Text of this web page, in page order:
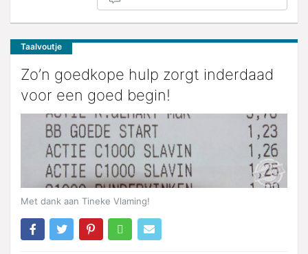
Taalvoutje
Zo’n goedkope hulp zorgt inderdaad
voor een goed begin!
Met dank aan Tineke Vlaming!